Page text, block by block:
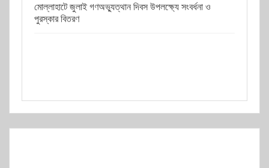
মোল্লাহাটে জুলাই গণঅভ্যুত্থান দিবস উপলক্ষ্যে সংবর্ধনা ও
পুরস্কার বিতরণ